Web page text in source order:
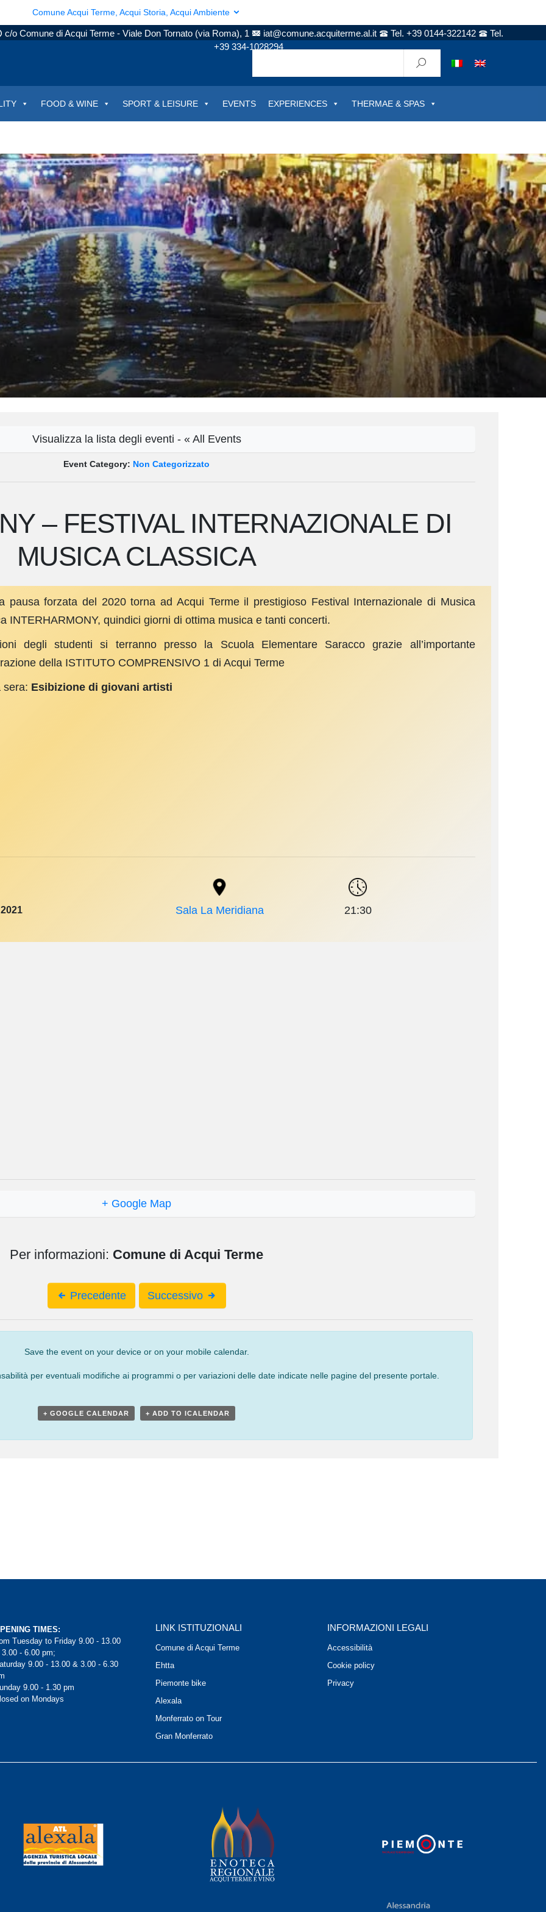
Comune Acqui Terme, Acqui Storia, Acqui Ambiente
c/o Comune di Acqui Terme - Viale Don Tornato (via Roma), 1 iat@comune.acquiterme.al.it Tel. +39 0144-322142
Tel.
+39 334-1028294
FOOD & WINE SPORT & LEISURE EVENTS EXPERIENCES THERMAE & SPAS
Visualizza la lista degli eventi - « All Events
Event Category: Non Categorizzato
– FESTIVAL INTERNAZIONALE DI
MUSICA CLASSICA
pausa forzata del 2020 torna ad Acqui Terme il prestigioso Festival Internazionale di Musica
INTERHARMONY, quindici giorni di ottima musica e tanti concerti.
degli studenti si terranno presso la Scuola Elementare Saracco grazie all’importante
della ISTITUTO COMPRENSIVO 1 di Acqui Terme
sera: Esibizione di giovani artisti
Sala La Meridiana 21:30
+ Google Map
Per informazioni: Comune di Acqui Terme
Precedente Successivo
Save the event on your device or on your mobile calendar.
per eventuali modifiche ai programmi o per variazioni delle date indicate nelle pagine del presente portale.
+ GOOGLE CALENDAR + ADD TO ICALENDAR
TIMES:
Tuesday to Friday 9.00 - 13.00
3.00 - 6.00 pm;
9.00 - 13.00 & 3.00 - 6.30
9.00 - 1.30 pm
on Mondays
LINK ISTITUZIONALI
Comune di Acqui Terme
Ehtta
Piemonte bike
Alexala
Monferrato on Tour
Gran Monferrato
INFORMAZIONI LEGALI
Accessibilità
Cookie policy
Privacy